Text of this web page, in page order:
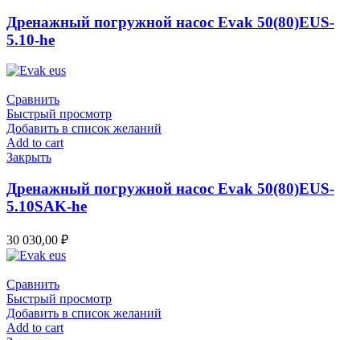
Дренажный погружной насос Evak 50(80)EUS-
5.10-he
Сравнить
Быстрый просмотр
Добавить в список желаний
Add to cart
Закрыть
Дренажный погружной насос Evak 50(80)EUS-
5.10SAK-he
30 030,00 ₽
Сравнить
Быстрый просмотр
Добавить в список желаний
Add to cart